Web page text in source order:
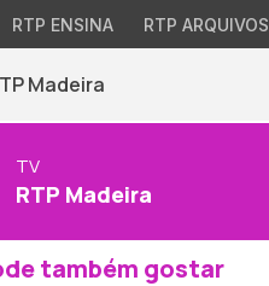
RTP ENSINA RTP ARQUIVOS
Madeira
TV
RTP Madeira
também gostar